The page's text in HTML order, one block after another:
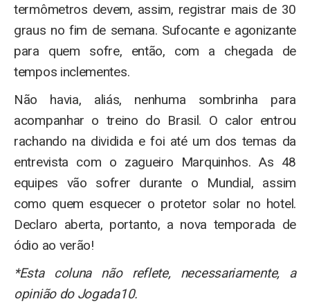
termômetros devem, assim, registrar mais de 30
graus no fim de semana. Sufocante e agonizante
para quem sofre, então, com a chegada de
tempos inclementes.
Não havia, aliás, nenhuma sombrinha para
acompanhar o treino do Brasil. O calor entrou
rachando na dividida e foi até um dos temas da
entrevista com o zagueiro Marquinhos. As 48
equipes vão sofrer durante o Mundial, assim
como quem esquecer o protetor solar no hotel.
Declaro aberta, portanto, a nova temporada de
ódio ao verão!
*Esta coluna não reflete, necessariamente, a
opinião do Jogada10.